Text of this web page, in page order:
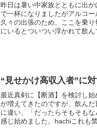
昨日は暑い中家族とともに出
で一杯になりましたがアルコ
久々の出張のため、ここを乗
にいるとついつい浮かれて飲ん
“見せかけ高収入者”に
最近真剣に【断酒】を検討し
が増えてきたのですが、飲ん
に違い、「だったらそもそも
感じ始めました。hachiこれも